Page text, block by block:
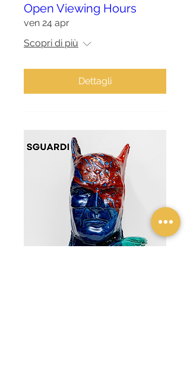
Open Viewing Hours
ven 24 apr
Scopri di più
Dettagli